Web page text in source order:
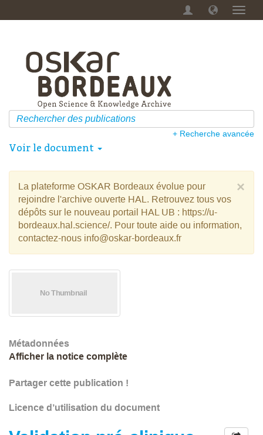
Menu
+ Recherche avancée
Voir le document
×
La plateforme OSKAR Bordeaux évolue pour
rejoindre l'archive ouverte HAL. Retrouvez tous vos
dépôts sur le nouveau portail HAL UB : https://u-
bordeaux.hal.science/. Pour toute aide ou information,
contactez-nous info@oskar-bordeaux.fr
Métadonnées
Afficher la notice complète
Partager cette publication !
Licence d’utilisation du document